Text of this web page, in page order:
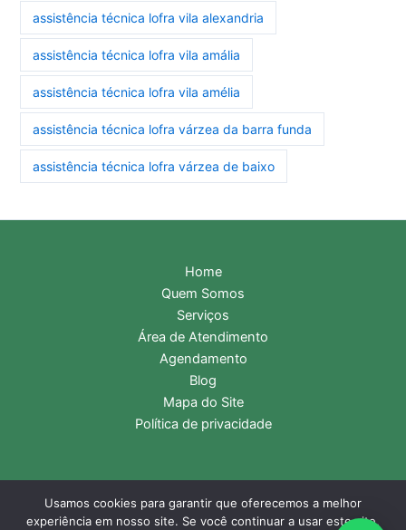
assistência técnica lofra vila alexandria
assistência técnica lofra vila amália
assistência técnica lofra vila amélia
assistência técnica lofra várzea da barra funda
assistência técnica lofra várzea de baixo
Home
Quem Somos
Serviços
Área de Atendimento
Agendamento
Blog
Mapa do Site
Política de privacidade
Copyright © 2026 Assistência Técnica Lofra | Central de
Usamos cookies para garantir que oferecemos a melhor
experiência em nosso site. Se você continuar a usar este site,